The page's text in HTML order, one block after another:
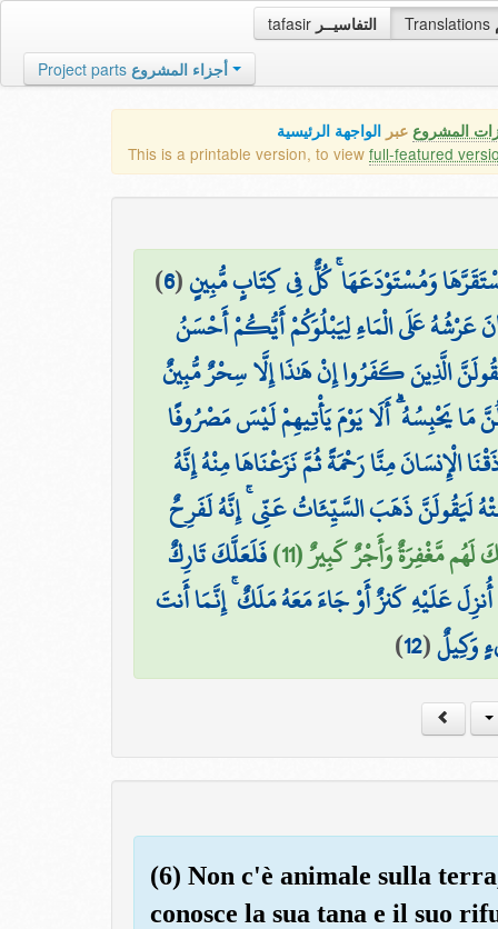
tafasir التفاسيــر Translations
Project parts أجزاء المشروع
المشروع عبر الواجهة الرئيسية
This is a printable version, to view full-featured
وَمُسْتَوْدَعَهَا ۚ كُلٌّ فِي كِتَابٍ مُّبِينٍ(
6
)
عَرْشُهُ عَلَى الْمَاءِ لِيَبْلُوَكُمْ أَيُّكُمْ أَحْسَنُ
الَّذِينَ كَفَرُوا إِنْ هَٰذَا إِلَّا سِحْرٌ مُّبِينٌ
مَا يَحْبِسُهُ ۗ أَلَا يَوْمَ يَأْتِيهِمْ لَيْسَ مَصْرُوفًا
الْإِنسَانَ مِنَّا رَحْمَةً ثُمَّ نَزَعْنَاهَا مِنْهُ إِنَّهُ
لَيَقُولَنَّ ذَهَبَ السَّيِّئَاتُ عَنِّي ۚ إِنَّهُ لَفَرِحٌ
مَّغْفِرَةٌ وَأَجْرٌ كَبِيرٌ (11) فَلَعَلَّكَ تَارِكٌ
عَلَيْهِ كَنزٌ أَوْ جَاءَ مَعَهُ مَلَكٌ ۚ إِنَّمَا أَنتَ
وَكِيلٌ(
12
)
(6) Non c'è animale sulla
conosce la sua tana e il suo